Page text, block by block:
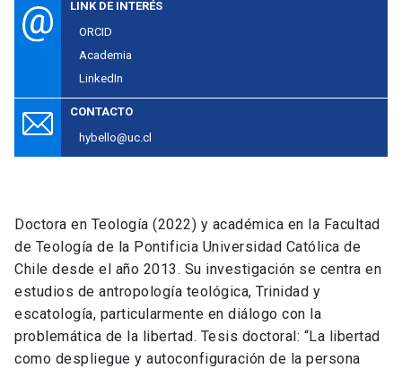
LINK DE INTERÉS
ORCID
Academia
LinkedIn
CONTACTO
hybello@uc.cl
Doctora en Teología (2022) y académica en la Facultad
de Teología de la Pontificia Universidad Católica de
Chile desde el año 2013. Su investigación se centra en
estudios de antropología teológica, Trinidad y
escatología, particularmente en diálogo con la
problemática de la libertad. Tesis doctoral: “La libertad
como despliegue y autoconfiguración de la persona